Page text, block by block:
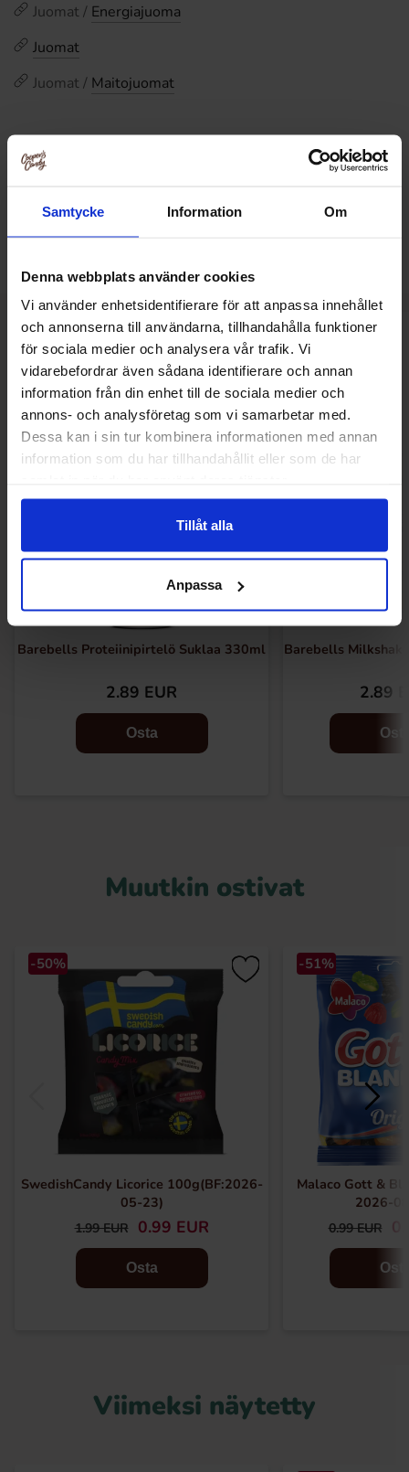
Samtycke Information Om
Denna webbplats använder cookies
Vi använder enhetsidentifierare för att anpassa innehållet
och annonserna till användarna, tillhandahålla funktioner
för sociala medier och analysera vår trafik. Vi
vidarebefordrar även sådana identifierare och annan
information från din enhet till de sociala medier och
annons- och analysföretag som vi samarbetar med.
Dessa kan i sin tur kombinera informationen med annan
information som du har tillhandahållit eller som de har
Tillåt alla
Anpassa
Juomat / Energiajuoma
Juomat
Juomat / Maitojuomat
Arvostelut
Hintahistoria
Alin hinta viimeisten 30 päivän aikana on2.99 EUR (2026-
Muut pitivät
Barebells Proteiinipirtelö Suklaa 330ml
2.89 EUR
Osta
Barebells
2.89
Muutkin ostivat
-50%
SwedishCandy Licorice 100g(BF:2026-
05-23)
1.99 EUR 0.99 EUR
Osta
-51%
Malaco Gott &
2026-
0.99 EUR
Viimeksi näytetty